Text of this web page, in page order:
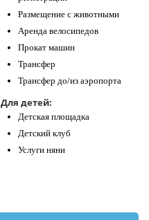
Размещение с животными
Аренда велосипедов
Прокат машин
Трансфер
Трансфер до/из аэропорта
Для детей:
Детская площадка
Детский клуб
Услуги няни